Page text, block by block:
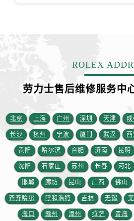
ROLEX
劳力士售后维修服务中
北京 上海 广州 深圳 天津 成
长沙 杭州 宁波 厦门 武汉
贵阳 哈尔滨 合肥 济南 昆明
沈阳 石家庄 苏州 长春 河北
邯郸 廊坊 昆山 广西 佛山
齐齐哈尔 呼和浩特 吉林 无锡
海口 赣州 漳州 拉萨 青海